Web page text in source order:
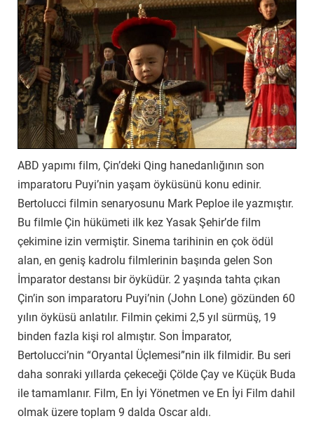
ABD yapımı film, Çin’deki Qing hanedanlığının son
imparatoru Puyi’nin yaşam öyküsünü konu edinir.
Bertolucci filmin senaryosunu Mark Peploe ile yazmıştır.
Bu filmle Çin hükümeti ilk kez Yasak Şehir’de film
çekimine izin vermiştir. Sinema tarihinin en çok ödül
alan, en geniş kadrolu filmlerinin başında gelen Son
İmparator destansı bir öyküdür. 2 yaşında tahta çıkan
Çin’in son imparatoru Puyi’nin (John Lone) gözünden 60
yılın öyküsü anlatılır. Filmin çekimi 2,5 yıl sürmüş, 19
binden fazla kişi rol almıştır. Son İmparator,
Bertolucci’nin “Oryantal Üçlemesi”nin ilk filmidir. Bu seri
daha sonraki yıllarda çekeceği Çölde Çay ve Küçük Buda
ile tamamlanır. Film, En İyi Yönetmen ve En İyi Film dahil
olmak üzere toplam 9 dalda Oscar aldı.